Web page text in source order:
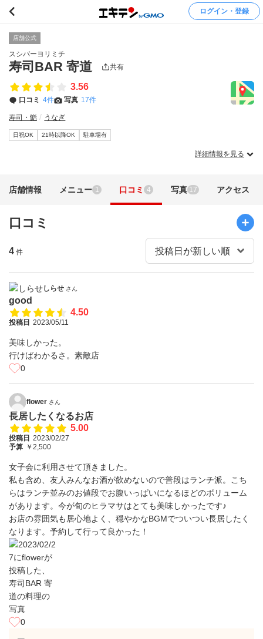
ログイン・登録
店舗公式
スシバーヨリミチ
寿司BAR 寄道 共有
3.56
口コミ 4件 写真 17件
寿司・鮨 うなぎ
日祝OK 21時以降OK 駐車場有
詳細情報を見る
店舗情報 メニュー 1 口コミ 4 写真 17 アクセス
口コミ
4 件
しらせ さん
good
4.50
投稿日 2023/05/11
美味しかった。
行けばわかるさ。素敵店
0
flower さん
長居したくなるお店
5.00
投稿日 2023/02/27
予算 ￥2,500
女子会に利用させて頂きました。
私も含め、友人みんなお酒が飲めないので普段はランチ派。こち
らはランチ並みのお値段でお腹いっぱいになるほどのボリューム
があります。今が旬のヒラマサはとても美味しかったです♪
お店の雰囲気も居心地よく、穏やかなBGMでついつい長居したく
なります。予約して行って良かった！
0